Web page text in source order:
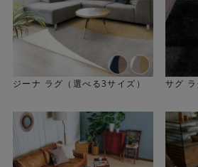
【みえない部分もこだわり】
基布（ラグに毛を差し込むための基
ニ・抗菌加工を施しています。
ジーナ ラグ（選べる3サイズ） サグ